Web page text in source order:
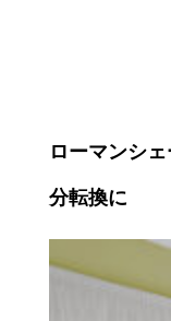
ローマンシ
分転換に